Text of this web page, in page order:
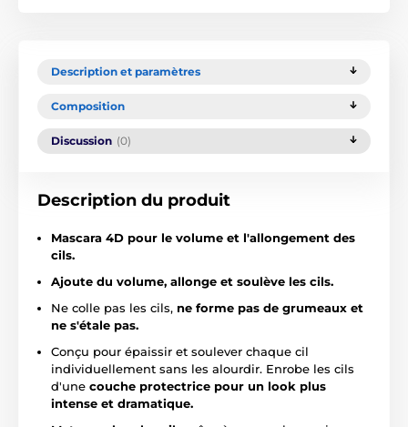
Description et paramètres
Composition
Discussion (0)
Description du produit
Mascara 4D pour le volume et l'allongement des
cils.
Ajoute du volume, allonge et soulève les cils.
Ne colle pas les cils, ne forme pas de grumeaux et
ne s'étale pas.
Conçu pour épaissir et soulever chaque cil
individuellement sans les alourdir. Enrobe les cils
d'une couche protectrice pour un look plus
intense et dramatique.